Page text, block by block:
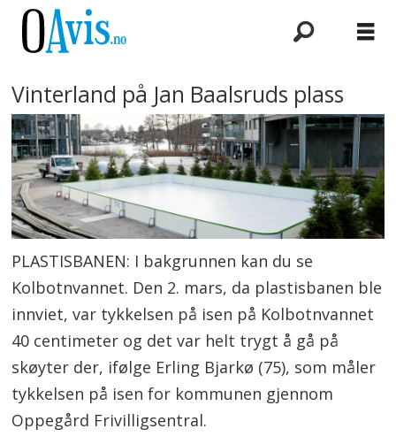
Vinterland på Jan Baalsruds plass
PLASTISBANEN: I bakgrunnen kan du se
Kolbotnvannet. Den 2. mars, da plastisbanen ble
innviet, var tykkelsen på isen på Kolbotnvannet
40 centimeter og det var helt trygt å gå på
skøyter der, ifølge Erling Bjarkø (75), som måler
tykkelsen på isen for kommunen gjennom
Oppegård Frivilligsentral.